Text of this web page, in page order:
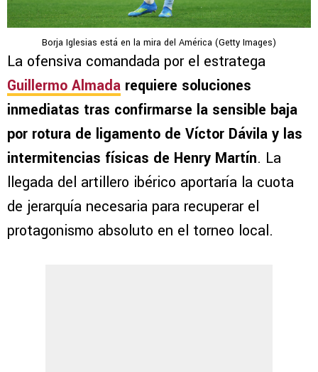
Borja Iglesias está en la mira del América (Getty Images)
La ofensiva comandada por el estratega
Guillermo Almada requiere soluciones
inmediatas tras confirmarse la sensible baja
por rotura de ligamento de Víctor Dávila y las
intermitencias físicas de Henry Martín. La
llegada del artillero ibérico aportaría la cuota
de jerarquía necesaria para recuperar el
protagonismo absoluto en el torneo local.